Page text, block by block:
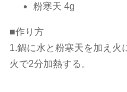
粉寒天 4g
■作り方
1.鍋に水と粉寒天を加え火
火で2分加熱する。